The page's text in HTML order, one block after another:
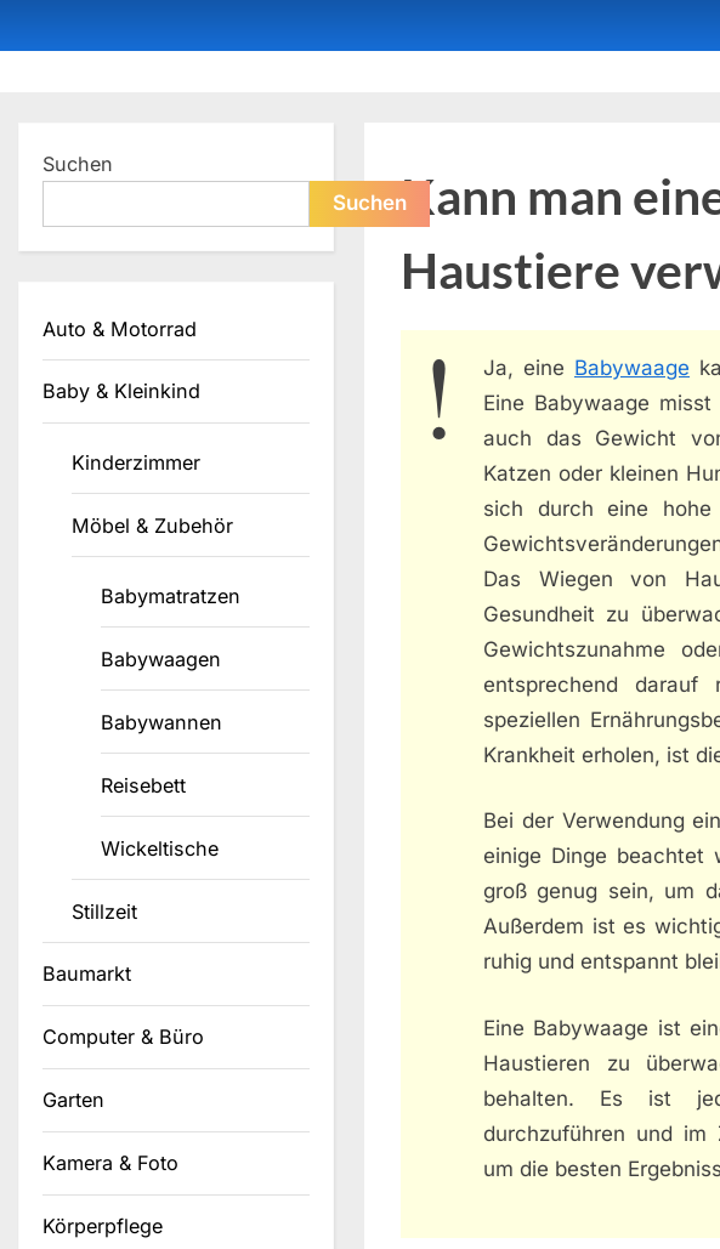
to
Kann man
Haustiere
Ja, eine Babywaage
Eine Babywaage
auch das Gewicht
Katzen oder kleinen
sich durch eine hohe
Das Wiegen von
Gesundheit zu
Gewichtszunahme
entsprechend
speziellen
Krankheit erholen, ist
Bei der Verwendung
einige Dinge beachtet
groß genug sein, um
Außerdem ist es
ruhig und entspannt
Eine Babywaage ist
Haustieren zu
behalten. Es ist
durchzuführen und im
um die besten
Suchen
Suchen
Auto & Motorrad
Baby & Kleinkind
Kinderzimmer
Möbel & Zubehör
Babymatratzen
Babywaagen
Babywannen
Reisebett
Wickeltische
Stillzeit
Baumarkt
Computer & Büro
Garten
Kamera & Foto
Körperpflege